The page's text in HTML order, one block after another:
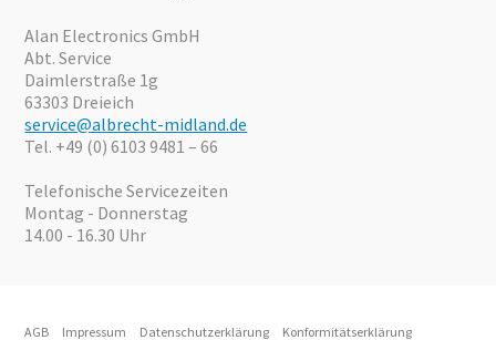
Angebote
Alan Electronics GmbH
Abt. Service
Daimlerstraße 1g
63303 Dreieich
service@albrecht-midland.de
Tel. +49 (0) 6103 9481 – 66
Telefonische Servicezeiten
Montag - Donnerstag
14.00 - 16.30 Uhr
AGB Impressum Datenschutzerklärung Konformitätserklärung